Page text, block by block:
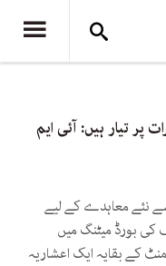
پر تیار ہیں: آئی ایم
سے نئے معاہدے کے لیے
کی بورڈ میٹنگ میں
کے بقایہ ایک اعشاریہ